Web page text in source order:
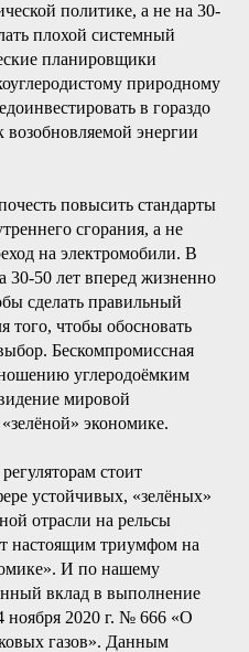
политике, а не на 30-
плохой системный
планировщики
природному
в гораздо
энергии
повысить стандарты
сгорания, а не
на электромобили. В
30-50 лет вперед жизненно
сделать правильный
того, чтобы обосновать
Бескомпромиссная
углеродоёмким
мировой
экономике.
стоит
устойчивых, «зелёных»
отрасли на рельсы
настоящим триумфом на
И по нашему
вклад в выполнение
ноября 2020 г. № 666 «О
газов». Данным